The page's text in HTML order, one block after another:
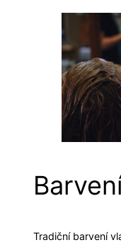
Tradiční barvení